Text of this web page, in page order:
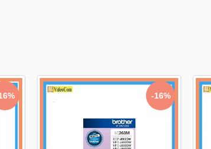
-31% -33%